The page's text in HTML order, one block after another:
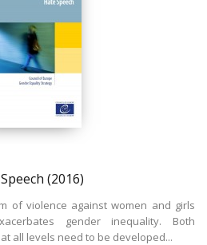
(2016)
of violence against women and girls
gender inequality. Both
all levels need to be developed...